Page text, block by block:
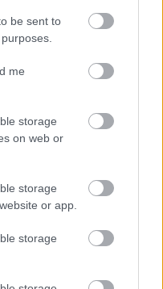
be sent to
me
storage
on web or
storage
or app.
storage
(Hortator-Animaxmix)
(Transglobal
Vorba (Jutasi
At War (Tigrics 'or just
(Fine Cut Bodies Remix)
feat. MC Spex & MC
(Anorganik
cha-cha-cha (Terry